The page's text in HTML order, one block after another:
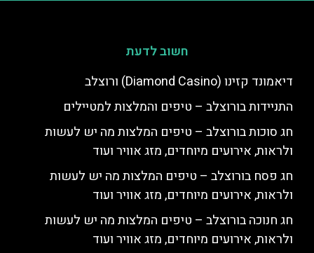
חשוב לדעת
דיאמונד קזינו (Diamond Casino) ורוצלב
התניידות בורוצלב – טיפים והמלצות למטיילים
חג סוכות בורוצלב – טיפים המלצות מה יש לעשות
ולראות, אירועים מיוחדים, מזג אוויר ועוד
חג פסח בורוצלב – טיפים המלצות מה יש לעשות
ולראות, אירועים מיוחדים, מזג אוויר ועוד
חג חנוכה בורוצלב – טיפים המלצות מה יש לעשות
ולראות, אירועים מיוחדים, מזג אוויר ועוד